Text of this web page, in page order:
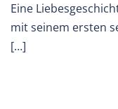
Eine
mit seinem ersten
[…]